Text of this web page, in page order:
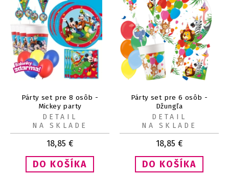
Párty set pre 8 osôb -
Mickey party
18,85 €
DETAIL
NA SKLADE
Párty set pre 6 osôb -
Džungľa
18,85 €
DETAIL
NA SKLADE